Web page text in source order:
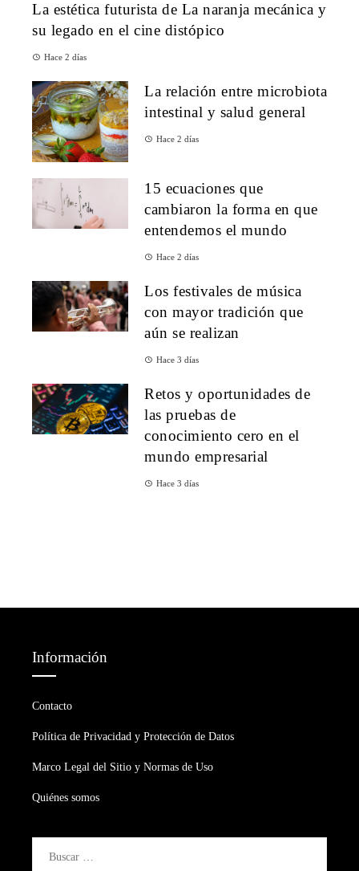
La estética futurista de La naranja mecánica y
su legado en el cine distópico
Hace 2 días
La relación entre microbiota
intestinal y salud general
Hace 2 días
15 ecuaciones que
cambiaron la forma en que
entendemos el mundo
Hace 2 días
Los festivales de música
con mayor tradición que
aún se realizan
Hace 3 días
Retos y oportunidades de
las pruebas de
conocimiento cero en el
mundo empresarial
Hace 3 días
Información
Contacto
Política de Privacidad y Protección de Datos
Marco Legal del Sitio y Normas de Uso
Quiénes somos